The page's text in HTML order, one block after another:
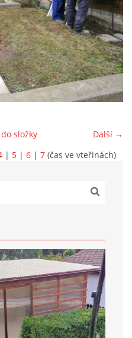
131
22. 9. 2023
Další →
složky
| 5 | 6 | 7 (čas ve vteřinách)